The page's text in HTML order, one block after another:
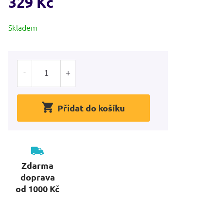
cena:
Skladem
Přidat do košíku
Zdarma
doprava
od 1000 Kč